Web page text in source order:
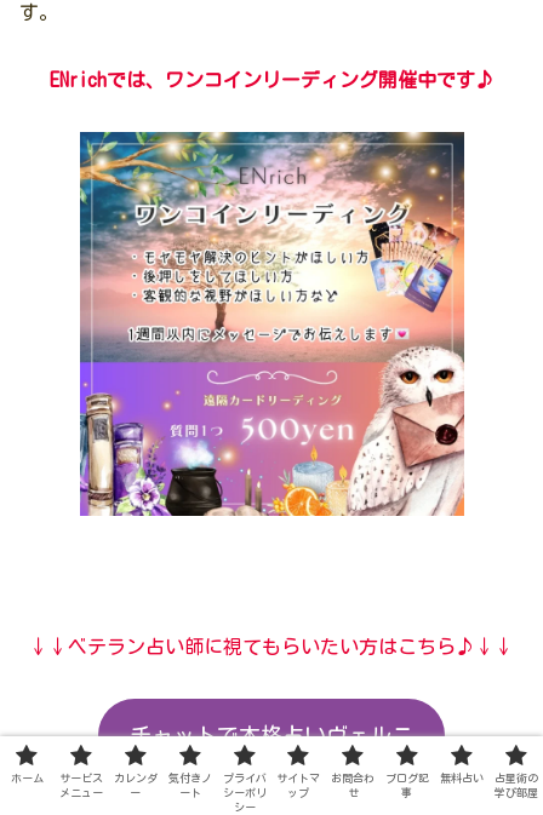
す。
ENrichでは、ワンコインリーディング開催中です♪
↓↓ベテラン占い師に視てもらいたい方はこちら♪↓↓
チャットで本格占いヴェルニ
ホーム
サービス
メニュー
カレンダ
ー
気付きノ
ート
プライバ
シーポリ
シー
サイトマ
ップ
お問合わ
せ
ブログ記
事
無料占い
占星術の
学び部屋